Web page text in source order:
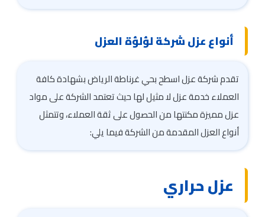
أنواع عزل شركة لؤلؤة العزل
تقدم شركة عزل اسطح بحي غرناطة الرياض بشهادة كافة
العملاء خدمة عزل لا مثيل لها حيث تعتمد الشركة على مواد
عزل مميزة مكنتها من الحصول على ثقة العملاء، وتتمثل
أنواع العزل المقدمة من الشركة فيما يلي:
عزل حراري